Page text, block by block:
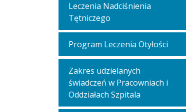
Leczenia Nadciśnienia
Tętniczego
Program Leczenia Otyłości
Zakres udzielanych
świadczeń w Pracowniach i
Oddziałach Szpitala